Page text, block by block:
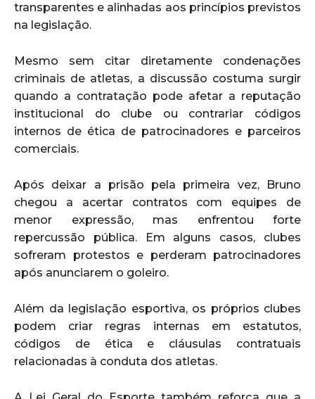
transparentes e alinhadas aos princípios previstos
na legislação.
Mesmo sem citar diretamente condenações
criminais de atletas, a discussão costuma surgir
quando a contratação pode afetar a reputação
institucional do clube ou contrariar códigos
internos de ética de patrocinadores e parceiros
comerciais.
Após deixar a prisão pela primeira vez, Bruno
chegou a acertar contratos com equipes de
menor expressão, mas enfrentou forte
repercussão pública. Em alguns casos, clubes
sofreram protestos e perderam patrocinadores
após anunciarem o goleiro.
Além da legislação esportiva, os próprios clubes
podem criar regras internas em estatutos,
códigos de ética e cláusulas contratuais
relacionadas à conduta dos atletas.